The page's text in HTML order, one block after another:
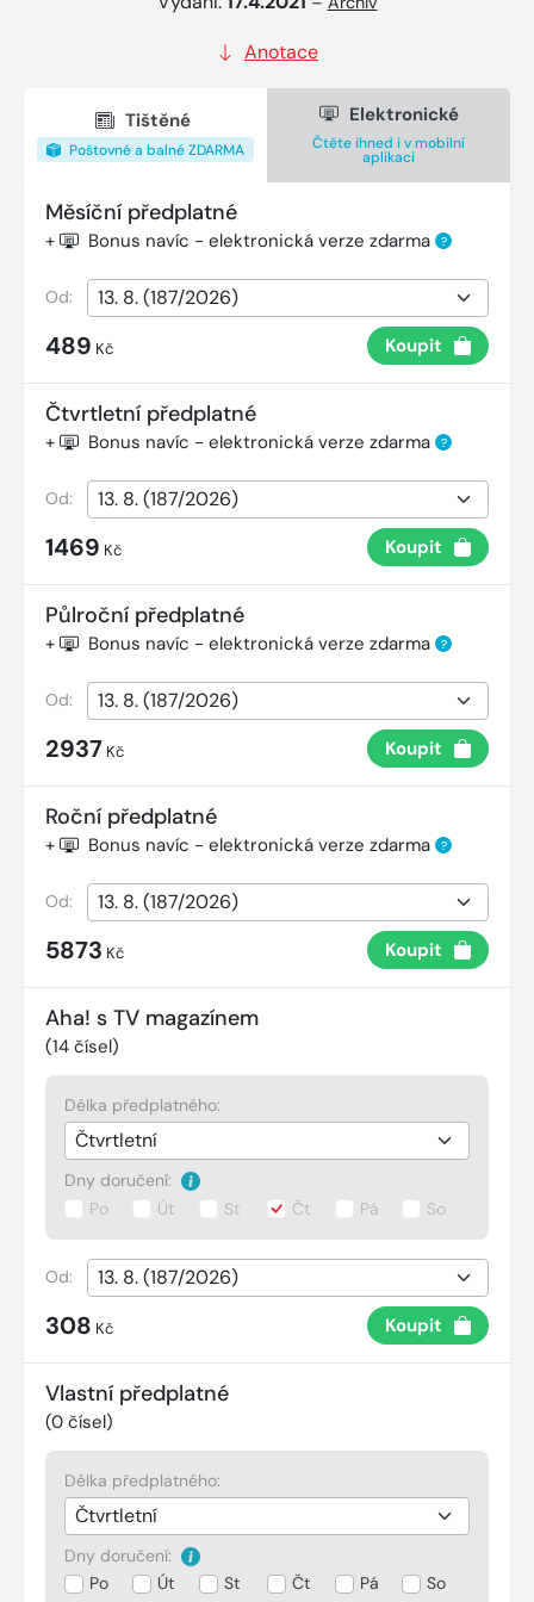
Anotace
Tištěné
Poštovné a balné ZDARMA
Elektronické
Čtěte ihned i v mobilní
aplikaci
Měsíční předplatné
+ Bonus navíc - elektronická verze zdarma ?
Od:
489 Kč Koupit
Čtvrtletní předplatné
+ Bonus navíc - elektronická verze zdarma ?
Od:
1469 Kč Koupit
Půlroční předplatné
+ Bonus navíc - elektronická verze zdarma ?
Od:
2937 Kč Koupit
Roční předplatné
+ Bonus navíc - elektronická verze zdarma ?
Od:
5873 Kč Koupit
Aha! s TV magazínem
(14 čísel)
Délka předplatného:
Dny doručení:
Po
Út St Čt Pá So
Od:
308 Kč Koupit
Vlastní předplatné
(0 čísel)
Délka předplatného:
Dny doručení:
Po
Út St Čt Pá So